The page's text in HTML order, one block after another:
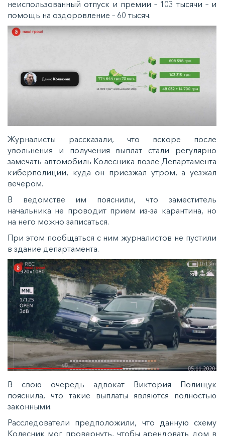
неиспользованный отпуск и премии – 103 тысячи – и
помощь на оздоровление – 60 тысяч.
Журналисты рассказали, что вскоре после
увольнения и получения выплат стали регулярно
замечать автомобиль Колесника возле Департамента
киберполиции, куда он приезжал утром, а уезжал
вечером.
В ведомстве им пояснили, что заместитель
начальника не проводит прием из-за карантина, но
на него можно записаться.
При этом пообщаться с ним журналистов не пустили
в здание департамента.
В свою очередь адвокат Виктория Полищук
пояснила, что такие выплаты являются полностью
законными.
Расследователи предположили, что данную схему
Колесник мог провернуть, чтобы арендовать дом в